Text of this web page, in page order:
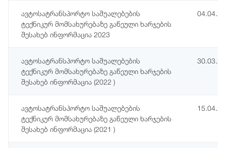
ავტოსატრანსპორტო საშუალებების
ტექნიკურ მომსახურებაზე გაწეული ხარჯების
შესახებ ინფორმაცია 2023
ავტოსატრანსპორტო საშუალებების
ტექნიკურ მომსახურებაზე გაწეული ხარჯების
შესახებ ინფორმაცია (2022 )
ავტოსატრანსპორტო საშუალებების
ტექნიკურ მომსახურებაზე გაწეული ხარჯების
შესახებ ინფორმაცია (2021 )